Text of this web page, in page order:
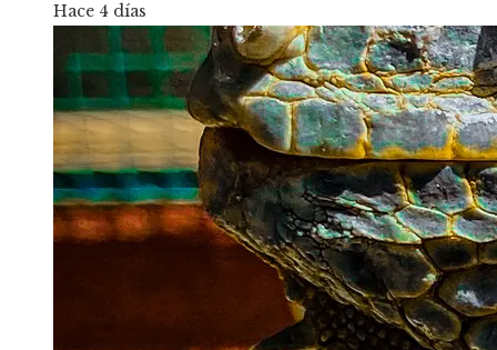
Hace 4 días